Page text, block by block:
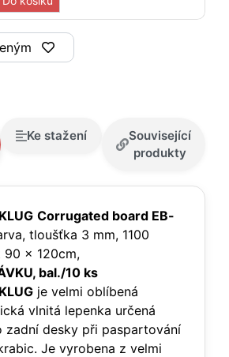
Ke stažení
Související
produkty
KLUG Corrugated board EB-
tloušťka 3 mm, 1100
x 120cm,
bal./10 ks
KLUG je velmi oblíbená
vlnitá lepenka určená
zadní desky při paspartování
Je vyrobena z velmi